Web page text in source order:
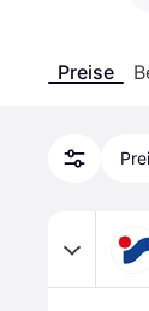
Preise